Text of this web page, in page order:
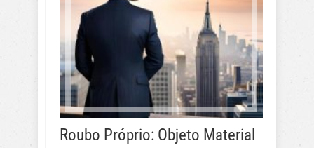
Roubo Próprio: Objeto Material